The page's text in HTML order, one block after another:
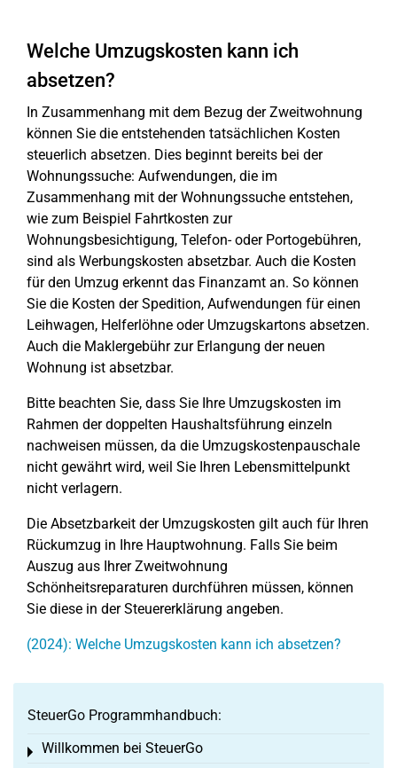
Welche Umzugskosten kann ich
absetzen?
In Zusammenhang mit dem Bezug der Zweitwohnung
können Sie die entstehenden tatsächlichen Kosten
steuerlich absetzen. Dies beginnt bereits bei der
Wohnungssuche: Aufwendungen, die im
Zusammenhang mit der Wohnungssuche entstehen,
wie zum Beispiel Fahrtkosten zur
Wohnungsbesichtigung, Telefon- oder Portogebühren,
sind als Werbungskosten absetzbar. Auch die Kosten
für den Umzug erkennt das Finanzamt an. So können
Sie die Kosten der Spedition, Aufwendungen für einen
Leihwagen, Helferlöhne oder Umzugskartons absetzen.
Auch die Maklergebühr zur Erlangung der neuen
Wohnung ist absetzbar.
Bitte beachten Sie, dass Sie Ihre Umzugskosten im
Rahmen der doppelten Haushaltsführung einzeln
nachweisen müssen, da die Umzugskostenpauschale
nicht gewährt wird, weil Sie Ihren Lebensmittelpunkt
nicht verlagern.
Die Absetzbarkeit der Umzugskosten gilt auch für Ihren
Rückumzug in Ihre Hauptwohnung. Falls Sie beim
Auszug aus Ihrer Zweitwohnung
Schönheitsreparaturen durchführen müssen, können
Sie diese in der Steuererklärung angeben.
(2024): Welche Umzugskosten kann ich absetzen?
SteuerGo Programmhandbuch:
Willkommen bei SteuerGo
Toggle menu